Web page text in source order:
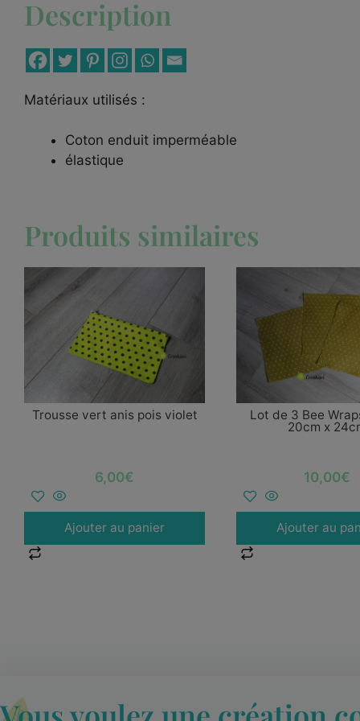
Description
Matériaux utilisés :
Coton enduit imperméable
élastique
Produits similaires
Trousse vert anis pois violet
6,00€
Ajouter au panier
Lot de 3 Bee
20cm x
10,00€
Ajouter au